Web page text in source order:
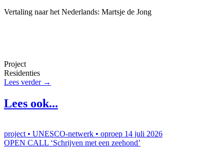
Vertaling naar het Nederlands: Martsje de Jong
Project
Residenties
Lees verder →
Lees ook...
project • UNESCO-netwerk • oproep 14 juli 2026
OPEN CALL ‘Schrijven met een zeehond’